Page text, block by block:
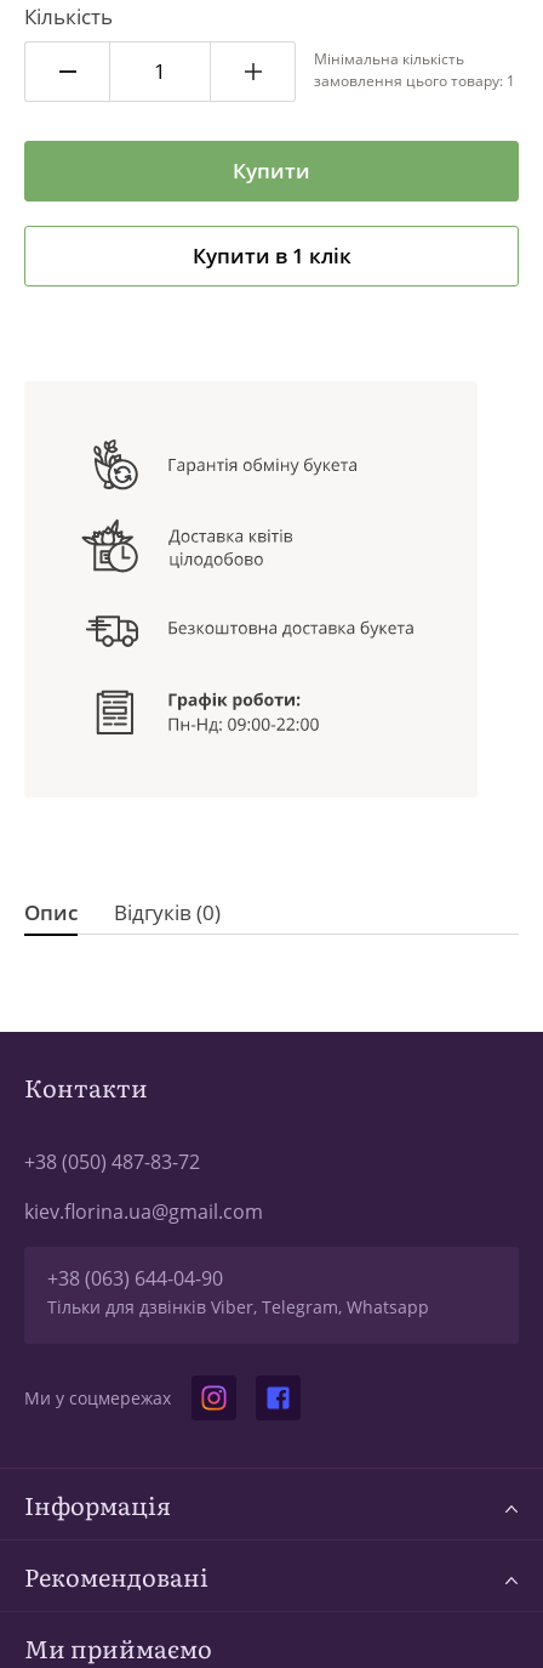
Кількість
Мінімальна кількість
замовлення цього товару: 1
Купити
Купити в 1 клік
Опис Відгуків (0)
Контакти
+38 (050) 487-83-72
kiev.florina.ua@gmail.com
+38 (063) 644-04-90
Тільки для дзвінків Viber, Telegram, Whatsapp
Ми у соцмережах
Інформація
Рекомендовані
Ми приймаємо